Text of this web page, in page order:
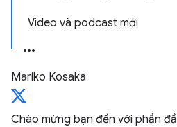
Video và podcast mới
Mariko Kosaka
Chào mừng bạn đến với phần